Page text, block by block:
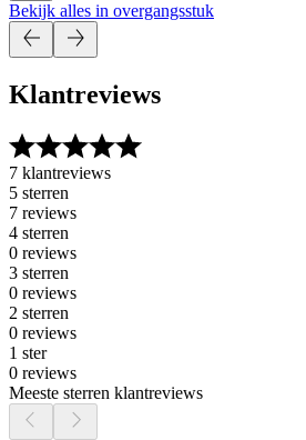
Bekijk alles in overgangsstuk
Klantreviews
7 klantreviews
5 sterren
7 reviews
4 sterren
0 reviews
3 sterren
0 reviews
2 sterren
0 reviews
1 ster
0 reviews
Meeste sterren klantreviews